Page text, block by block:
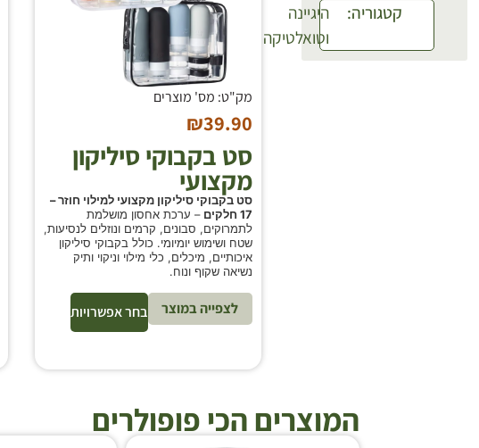
קטגוריה:
היגיינה
וטואלטיקה
מק"ט: מס' מוצרים
₪39.90
סט בקבוקי סיליקון
מקצועי
סט בקבוקי סיליקון מקצועי למילוי חוזר –
17 חלקים
– ערכת אחסון מושלמת
לתמרוקים, סבונים, קרמים ונוזלים לנסיעות,
שטח ושימוש יומיומי. כולל בקבוקי סיליקון
איכותיים, מיכלים, כלי מילוי וניקוי ותיק
נשיאה שקוף ונוח.
בחר אפשרויות לצפייה במוצר
המוצרים הכי פופולרים